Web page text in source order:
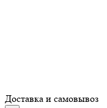
Доставка и самовывоз